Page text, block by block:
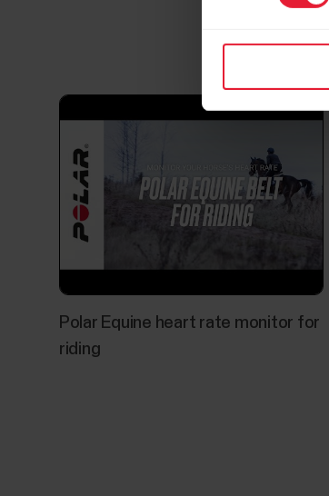
Polar Equine heart rate monitor for
riding